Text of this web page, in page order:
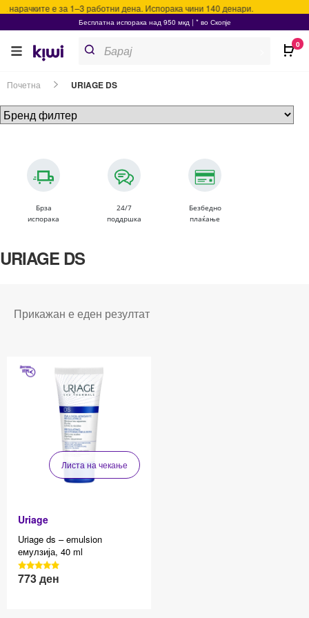
нарачките е за 1–3 работни дена. Испорака чини 140 денари.
Бесплатна испорака над 950 мкд | * во Скопје
search
Почетна URIAGE DS
Брза
испорака
24/7
поддршка
Безбедно
плаќање
URIAGE DS
Прикажан е еден резултат
Листа на чекање
Uriage
Uriage ds – emulsion
емулзија, 40 ml
3040 Reviews, 4.7 average
star rating
Effective price 12.83
773ден
0